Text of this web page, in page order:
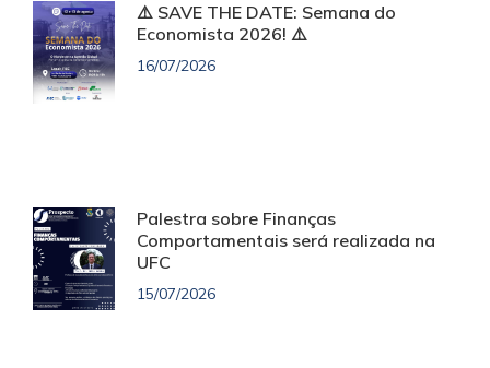
⚠️ SAVE THE DATE: Semana do
Economista 2026! ⚠️
16/07/2026
Palestra sobre Finanças
Comportamentais será realizada na
UFC
15/07/2026